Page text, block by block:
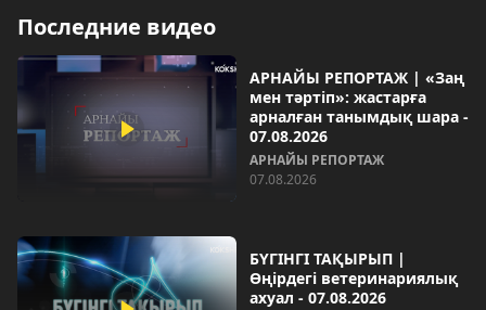
Последние видео
АРНАЙЫ РЕПОРТАЖ | «Заң
мен тәртіп»: жастарға
арналған танымдық шара -
07.08.2026
АРНАЙЫ РЕПОРТАЖ
07.08.2026
БҮГІНГІ ТАҚЫРЫП |
Өңірдегі ветеринариялық
ахуал - 07.08.2026